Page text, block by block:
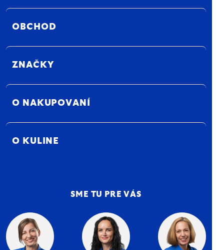
OBCHOD
ZNAČKY
O NAKUPOVANÍ
O KULINE
SME TU PRE VÁS